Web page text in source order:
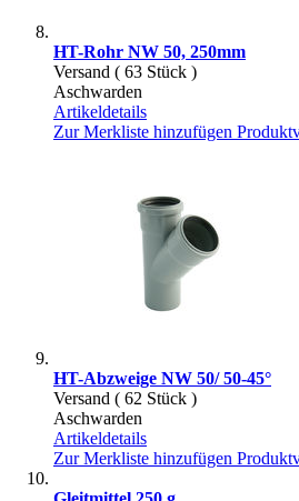
HT-Rohr NW 50, 250mm
Versand ( 63 Stück )
Aschwarden
Artikeldetails
Zur Merkliste hinzufügen
HT-Abzweige NW 50/ 50-45°
Versand ( 62 Stück )
Aschwarden
Artikeldetails
Zur Merkliste hinzufügen